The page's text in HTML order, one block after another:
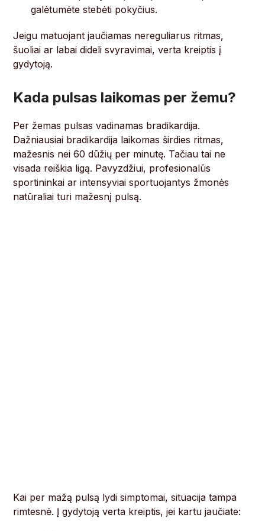
galėtumėte stebėti pokyčius.
Jeigu matuojant jaučiamas nereguliarus ritmas,
šuoliai ar labai dideli svyravimai, verta kreiptis į
gydytoją.
Kada pulsas laikomas per žemu?
Per žemas pulsas vadinamas bradikardija.
Dažniausiai bradikardija laikomas širdies ritmas,
mažesnis nei 60 dūžių per minutę. Tačiau tai ne
visada reiškia ligą. Pavyzdžiui, profesionalūs
sportininkai ar intensyviai sportuojantys žmonės
natūraliai turi mažesnį pulsą.
Kai per mažą pulsą lydi simptomai, situacija tampa
rimtesnė. Į gydytoją verta kreiptis, jei kartu jaučiate: